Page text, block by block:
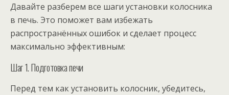
Давайте разберем все шаги установки колосника
в печь. Это поможет вам избежать
распространённых ошибок и сделает процесс
максимально эффективным:
Шаг 1. Подготовка печи
Перед тем как установить колосник, убедитесь,